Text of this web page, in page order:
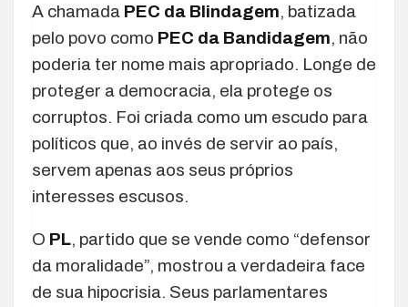
A chamada PEC da Blindagem, batizada
pelo povo como PEC da Bandidagem, não
poderia ter nome mais apropriado. Longe de
proteger a democracia, ela protege os
corruptos. Foi criada como um escudo para
políticos que, ao invés de servir ao país,
servem apenas aos seus próprios
interesses escusos.
O PL, partido que se vende como “defensor
da moralidade”, mostrou a verdadeira face
de sua hipocrisia. Seus parlamentares